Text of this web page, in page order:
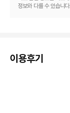
정보와 다를 수 있습니다.
이용후기